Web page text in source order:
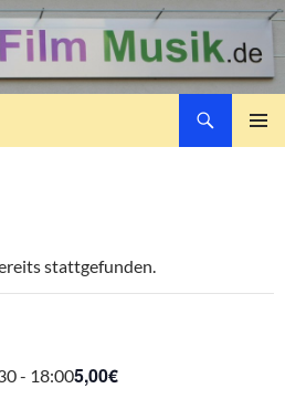
stattgefunden.
- 18:005,00€